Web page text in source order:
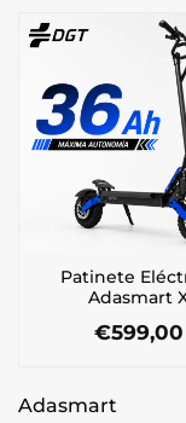
Patinete
Adasmart
€599,00
Adasmart